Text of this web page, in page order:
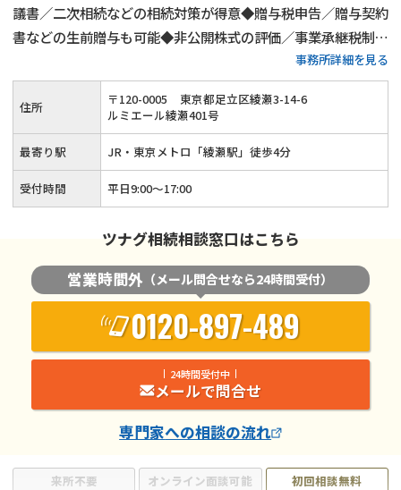
議書／二次相続などの相続対策が得意◆贈与税申告／贈与契約
書などの生前贈与も可能◆非公開株式の評価／事業承継税制の
対応も実施◆20年以上の経験がある代表税理士が相続税申
告・生前対策・事業承継など相続全般についてサポートいたし
ます。
事務所詳細を見る
来所不要 オンライン面談可能
初回相談無料
住所 〒120-0005
東京都足立区綾瀬3-14-6
ルミエール綾瀬401号
最寄り駅 JR・東京メトロ「綾瀬駅」徒歩4分
受付時間 平日9:00〜17:00
ツナグ相続相談窓口はこちら
営業時間外 （メール問合せなら24時間受付）
0120-897-489
24時間受付中
メールで問合せ
専門家への相談の流れ